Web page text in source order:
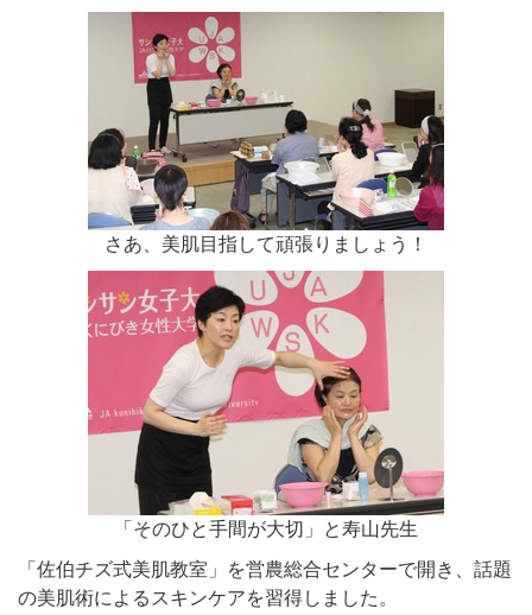
さあ、美肌目指して頑張りましょう！
「そのひと手間が大切」と寿山先生
「佐伯チズ式美肌教室」を営農総合センターで開き、話題
の美肌術によるスキンケアを習得しました。